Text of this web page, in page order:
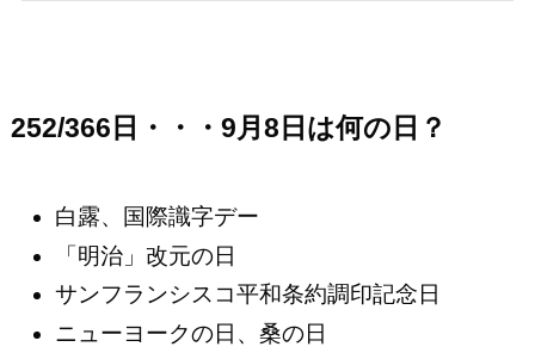
252/366日・・・9月8日は何の日？
白露、国際識字デー
「明治」改元の日
サンフランシスコ平和条約調印記念日
ニューヨークの日、桑の日